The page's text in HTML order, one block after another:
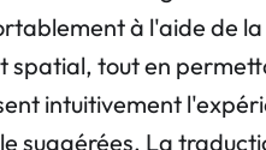
à l'aide de
tout en
intuitivement
suggérées. La